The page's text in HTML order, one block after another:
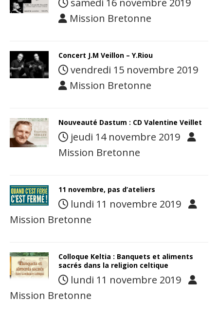
samedi 16 novembre 2019
Mission Bretonne
Concert J.M Veillon – Y.Riou
vendredi 15 novembre 2019
Mission Bretonne
Nouveauté Dastum : CD Valentine Veillet
jeudi 14 novembre 2019
Mission Bretonne
11 novembre, pas d’ateliers
lundi 11 novembre 2019
Mission Bretonne
Colloque Keltia : Banquets et aliments
sacrés dans la religion celtique
lundi 11 novembre 2019
Mission Bretonne